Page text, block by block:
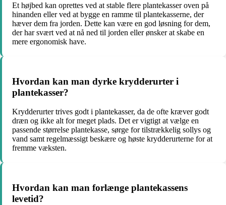
Et højbed kan oprettes ved at stable flere plantekasser oven på
hinanden eller ved at bygge en ramme til plantekasserne, der
hæver dem fra jorden. Dette kan være en god løsning for dem,
der har svært ved at nå ned til jorden eller ønsker at skabe en
mere ergonomisk have.
Hvordan kan man dyrke krydderurter i
plantekasser?
Krydderurter trives godt i plantekasser, da de ofte kræver godt
dræn og ikke alt for meget plads. Det er vigtigt at vælge en
passende størrelse plantekasse, sørge for tilstrækkelig sollys og
vand samt regelmæssigt beskære og høste krydderurterne for at
fremme væksten.
Hvordan kan man forlænge plantekassens
levetid?